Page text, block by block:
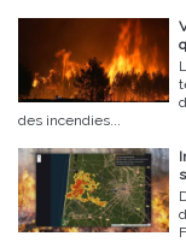
des incendies...